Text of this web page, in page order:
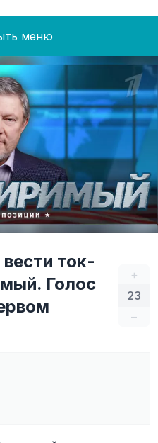
меню
+
23
–
ток-
Голос